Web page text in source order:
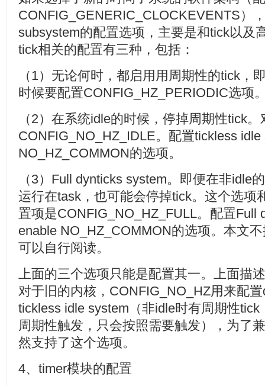
CONFIG_GENERIC_CLOCKEVENTS）
subsystem的配置选项，主要是和tick以及
tick相关的配置有三种，包括：
（1）无论何时，都启用用周期性的tick，
时候要配置CONFIG_HZ_PERIODIC选项
（2）在系统idle的时候，停掉周期性tick
CONFIG_NO_HZ_IDLE。配置tickless
NO_HZ_COMMON的选项。
（3）Full dynticks system。即便在非idle
运行在task，也可能会停掉tick。这个选项
置项是CONFIG_NO_HZ_FULL。配置Full
enable NO_HZ_COMMON的选项。本文
可以自行阅读。
上面的三个选项只能是配置其一。上面描
对于旧的内核，CONFIG_NO_HZ用来配
tickless idle system（非idle时有周期性
周期性触发，只会按照需要触发），为了
然支持了这个选项。
4、timer模块的配置